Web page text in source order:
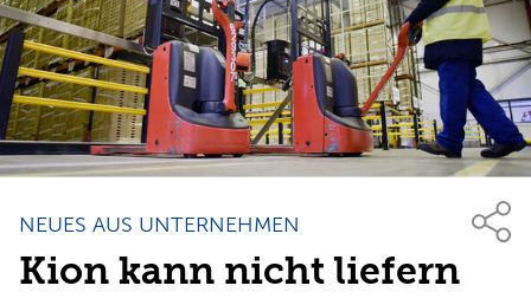
NEUES AUS UNTERNEHMEN
Kion kann nicht liefern
Anmelden